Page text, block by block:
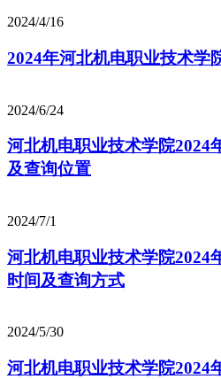
2024/4/16
2024年河北机电职业技术学
2024/6/24
河北机电职业技术学院2024
及查询位置
2024/7/1
河北机电职业技术学院2024
时间及查询方式
2024/5/30
河北机电职业技术学院2024